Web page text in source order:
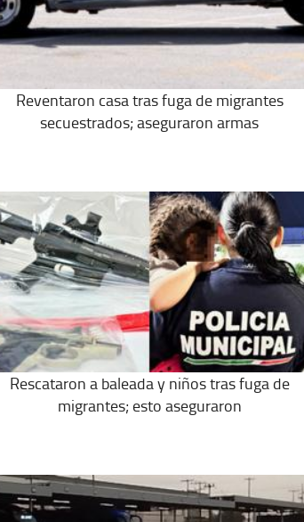
Reventaron casa tras fuga de migrantes
secuestrados; aseguraron armas
Rescataron a baleada y niños tras fuga de
migrantes; esto aseguraron